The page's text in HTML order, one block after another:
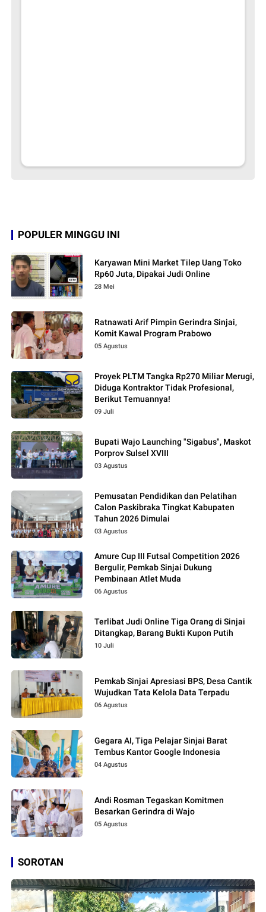
POPULER MINGGU INI
Karyawan Mini Market Tilep Uang Toko
Rp60 Juta, Dipakai Judi Online
28 Mei
Ratnawati Arif Pimpin Gerindra Sinjai,
Komit Kawal Program Prabowo
05 Agustus
Proyek PLTM Tangka Rp270 Miliar Merugi,
Diduga Kontraktor Tidak Profesional,
Berikut Temuannya!
09 Juli
Bupati Wajo Launching "Sigabus", Maskot
Porprov Sulsel XVIII
03 Agustus
Pemusatan Pendidikan dan Pelatihan
Calon Paskibraka Tingkat Kabupaten
Tahun 2026 Dimulai
03 Agustus
Amure Cup III Futsal Competition 2026
Bergulir, Pemkab Sinjai Dukung
Pembinaan Atlet Muda
06 Agustus
Terlibat Judi Online Tiga Orang di Sinjai
Ditangkap, Barang Bukti Kupon Putih
10 Juli
Pemkab Sinjai Apresiasi BPS, Desa Cantik
Wujudkan Tata Kelola Data Terpadu
06 Agustus
Gegara AI, Tiga Pelajar Sinjai Barat
Tembus Kantor Google Indonesia
04 Agustus
Andi Rosman Tegaskan Komitmen
Besarkan Gerindra di Wajo
05 Agustus
SOROTAN